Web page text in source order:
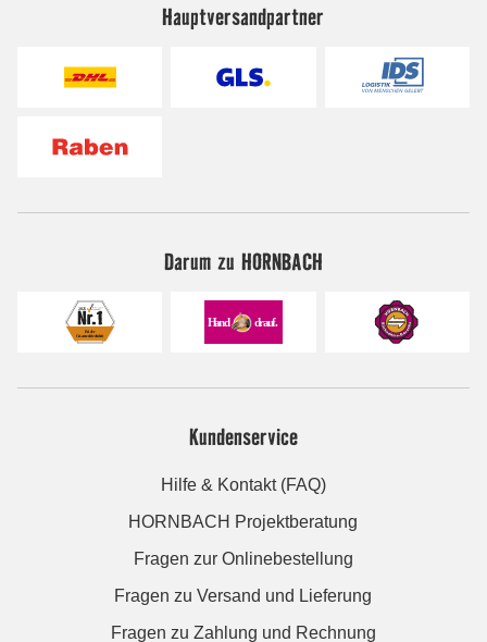
Hauptversandpartner
Darum zu HORNBACH
Kundenservice
Hilfe & Kontakt (FAQ)
HORNBACH Projektberatung
Fragen zur Onlinebestellung
Fragen zu Versand und Lieferung
Fragen zu Zahlung und Rechnung